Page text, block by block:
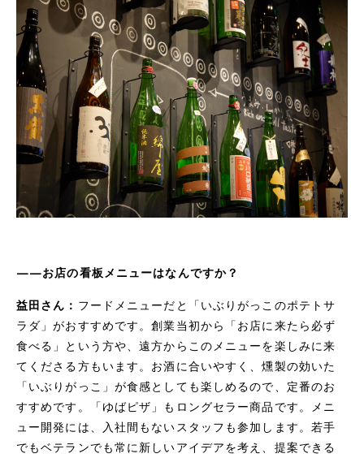
——お店の看板メニューはなんですか？
益田さん： フードメニューだと「いぶりがっこのポテトサ
ラダ」がおすすめです。創業当初から「お店に来たら必ず
食べる」という方や、遠方からこのメニューを楽しみに来
てくださる方もいます。お酒に合いやすく、燻製の効いた
「いぶりがっこ」が食感としても楽しめるので、定番のお
すすめです。「ゆばピザ」もロングセラー商品です。メニ
ュー開発には、入社間もないスタッフも参加します。若手
でもベテランでも常に新しいアイデアを考え、提案できる